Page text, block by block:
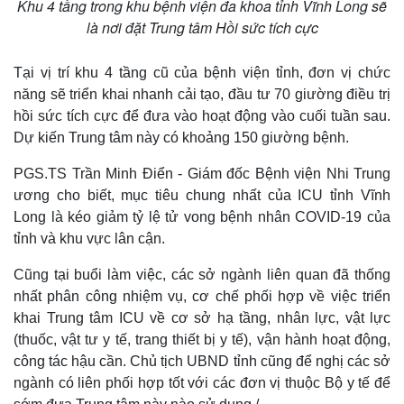
Khu 4 tầng trong khu bệnh viện đa khoa tỉnh Vĩnh Long sẽ
là nơi đặt Trung tâm Hồi sức tích cực
Tại vị trí khu 4 tầng cũ của bệnh viện tỉnh, đơn vị chức
năng sẽ triển khai nhanh cải tạo, đầu tư 70 giường điều trị
hồi sức tích cực để đưa vào hoạt động vào cuối tuần sau.
Dự kiến Trung tâm này có khoảng 150 giường bệnh.
PGS.TS Trần Minh Điển - Giám đốc Bệnh viện Nhi Trung
ương cho biết, mục tiêu chung nhất của ICU tỉnh Vĩnh
Long là kéo giảm tỷ lệ tử vong bệnh nhân COVID-19 của
tỉnh và khu vực lân cận.
Cũng tại buổi làm việc, các sở ngành liên quan đã thống
nhất phân công nhiệm vụ, cơ chế phối hợp về việc triển
khai Trung tâm ICU về cơ sở hạ tầng, nhân lực, vật lực
(thuốc, vật tư y tế, trang thiết bị y tế), vận hành hoạt động,
công tác hậu cần. Chủ tịch UBND tỉnh cũng để nghị các sở
ngành có liên phối hợp tốt với các đơn vị thuộc Bộ y tế để